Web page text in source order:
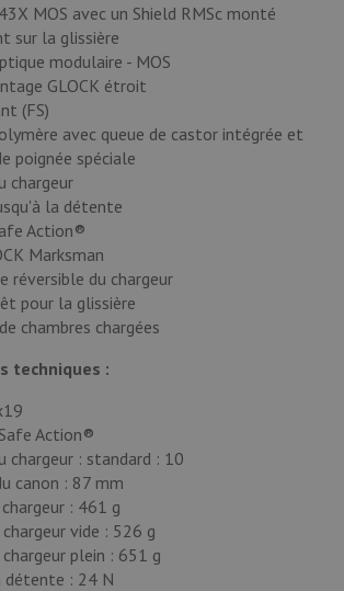
MOS avec un Shield RMSc monté
sur la glissière
modulaire - MOS
GLOCK étroit
(FS)
avec queue de castor intégrée et
poignée spéciale
chargeur
la détente
Action®
Marksman
réversible du chargeur
pour la glissière
chambres chargées
techniques :
Action®
chargeur : standard : 10
canon : 87 mm
: 461 g
chargeur vide : 526 g
chargeur plein : 651 g
détente : 24 N